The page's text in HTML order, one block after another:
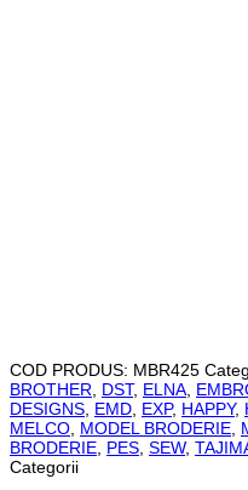
COD PRODUS: MBR425
BROTHER
DST, ELNA
DESIGNS EMD EXP, HAPPY,
MELCO MODEL BRODERIE
BRODERIE PES SEW,
Categorii